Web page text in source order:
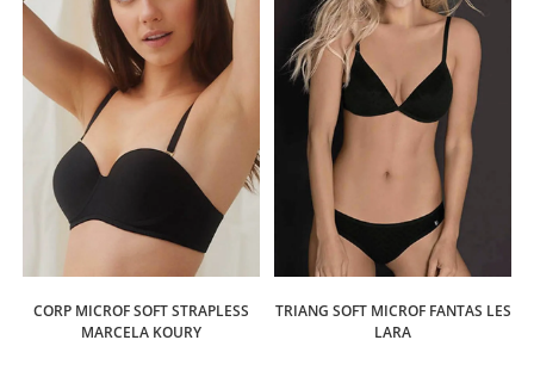
CORP MICROF SOFT STRAPLESS
MARCELA KOURY
TRIANG SOFT MICROF FANTAS LES
LARA